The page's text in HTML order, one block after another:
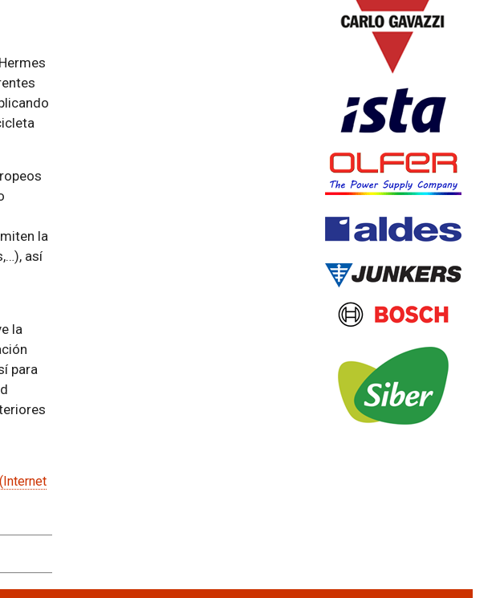
la
así
la
para